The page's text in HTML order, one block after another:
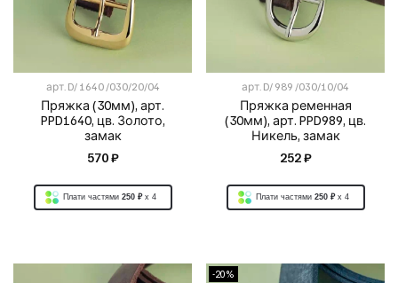
арт. D/ 1640 /030/20/04
Пряжка (30мм), арт.
PPD1640, цв. Золото,
замак
570 ₽
Плати частями 250 ₽ x 4
арт. D/ 989 /030/10/04
Пряжка ременная
(30мм), арт. PPD989, цв.
Никель, замак
252 ₽
Плати частями 250 ₽ x 4
-20%